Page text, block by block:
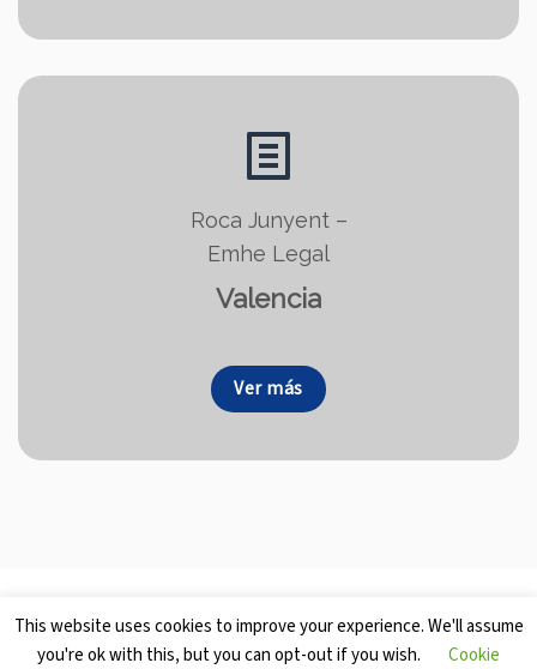
Roca Junyent –
Emhe Legal
Valencia
Ver más
This website uses cookies to improve your experience. We'll assume
you're ok with this, but you can opt-out if you wish.
Cookie